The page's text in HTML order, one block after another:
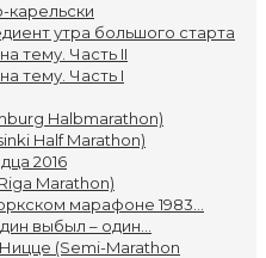
карельски
утра большого старта
тему. Часть II
тему. Часть I
Halbmarathon)
Half Marathon)
2016
Marathon)
марафоне 1983...
выбыл – один...
(Semi-Marathon